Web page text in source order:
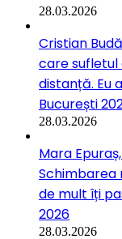
28.03.2026
Cristian
care sufletul
distanță. Eu
București
28.03.2026
Mara
Schimbarea
de mult îți
2026
28.03.2026